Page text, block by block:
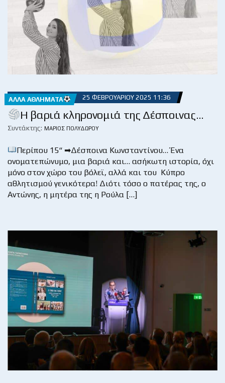
ΆΛΛΑ ΑΘΛΉΜΑΤΑ 25 ΦΕΒΡΟΥΑΡΊΟΥ 2025 11:36
Η βαριά κληρονομιά της Δέσποινας…
Συντάκτης: ΜΆΡΙΟΣ ΠΟΛΥΔΏΡΟΥ
Περίπου 15“ ➡Δέσποινα Κωνσταντίνου… Ένα
ονοματεπώνυμο, μια βαριά και… ασήκωτη ιστορία, όχι
μόνο στον χώρο του βόλεϊ, αλλά και του Κύπρο
αθλητισμού γενικότερα! Διότι τόσο ο πατέρας της, ο
Αντώνης, η μητέρα της η Ρούλα […]